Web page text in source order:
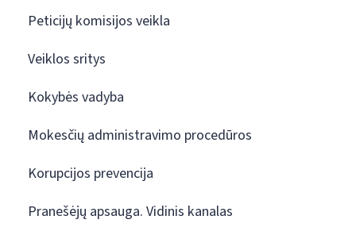
Peticijų komisijos veikla
Veiklos sritys
Kokybės vadyba
Mokesčių administravimo procedūros
Korupcijos prevencija
Pranešėjų apsauga. Vidinis kanalas